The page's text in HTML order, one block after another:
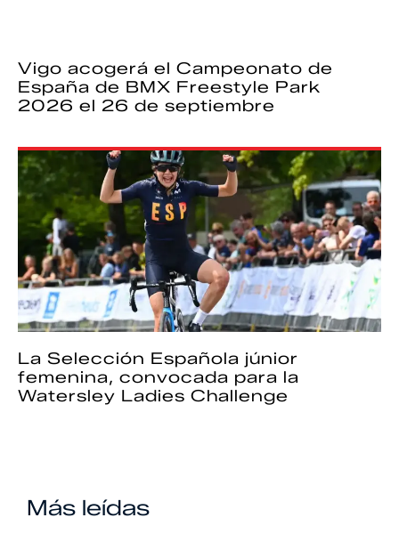
Vigo acogerá el Campeonato de
España de BMX Freestyle Park
2026 el 26 de septiembre
La Selección Española júnior
femenina, convocada para la
Watersley Ladies Challenge
Más leídas